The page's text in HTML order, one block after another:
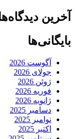
آخرین
بایگانی‌ها
آگوست 2026
جولای 2026
ژوئن 2026
فوریه 2026
ژانویه 2026
دسامبر 2025
نوامبر 2025
اکتبر 2025